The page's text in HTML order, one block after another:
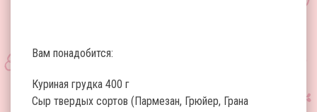
Вам понадобится:
Куриная грудка 400 г
Сыр твердых сортов (Пармезан, Грюйер, Грана